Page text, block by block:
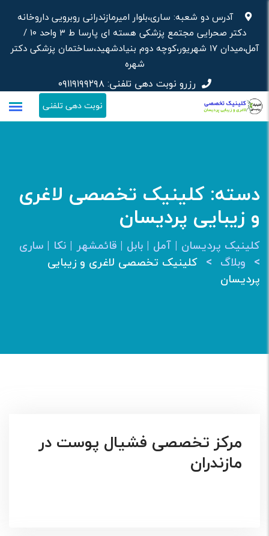
محتوا
آدرس دو شعبه: ساری،بلوار امیرمازندرانی روبرویی داروخانه‌
دکتر صحرایی مجتمع پزشکی هسته ای پارسا ط ۳ واحد ۱۰ /
آمل،میدان ۱۷ شهریور،کوچه دوم بنیادشهید،ساختمان پزشکی دکتر
شهره
رزرو نوبت دهی تلفنی:۰۹۱۱۹۱۹۹۲۹۸
نوبت دهی تلفنی
دسته:کلینیک تخصصی لاغری
و زیبایی پردیسان
کلینیک پردیسان | آمل | بابل | قائمشهر | نکا | ساری
> وبلاگ > کلینیک تخصصی لاغری و زیبایی
پردیسان
مرکز تخصصی فشیال پوست در
مازندران